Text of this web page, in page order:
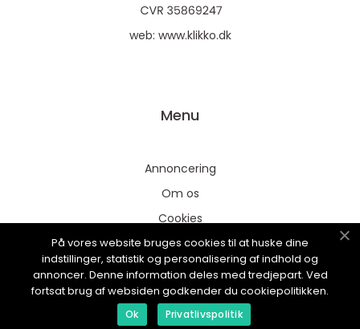
web: www.klikko.dk
Menu
Annoncering
Om os
Cookies
Kontakt os
Sitemap
På vores website bruges cookies til at huske dine
indstillinger, statistik og personalisering af indhold og
annoncer. Denne information deles med tredjepart. Ved
fortsat brug af websiden godkender du cookiepolitikken.
Ok Privatlivspolitik